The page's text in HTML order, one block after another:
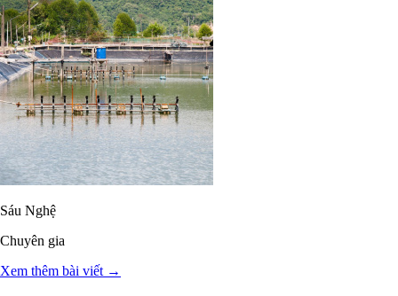
Sáu Nghệ
Chuyên gia
Xem thêm bài viết →